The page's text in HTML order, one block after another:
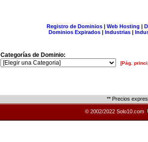
Registro de Dominios| Web Hosting |
Dominios Expirados | Industrias |
Categorías de Dominio:
[Pág.
** Precios
© 2002/2022 Solo10.com